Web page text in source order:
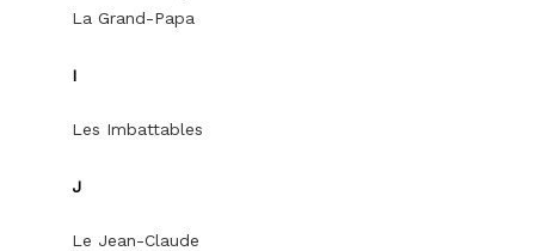
La Grand-Papa
I
Les Imbattables
J
Le Jean-Claude